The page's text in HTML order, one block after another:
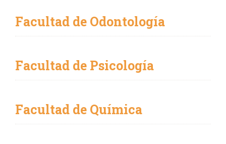
Facultad de Odontología
Facultad de Psicología
Facultad de Química